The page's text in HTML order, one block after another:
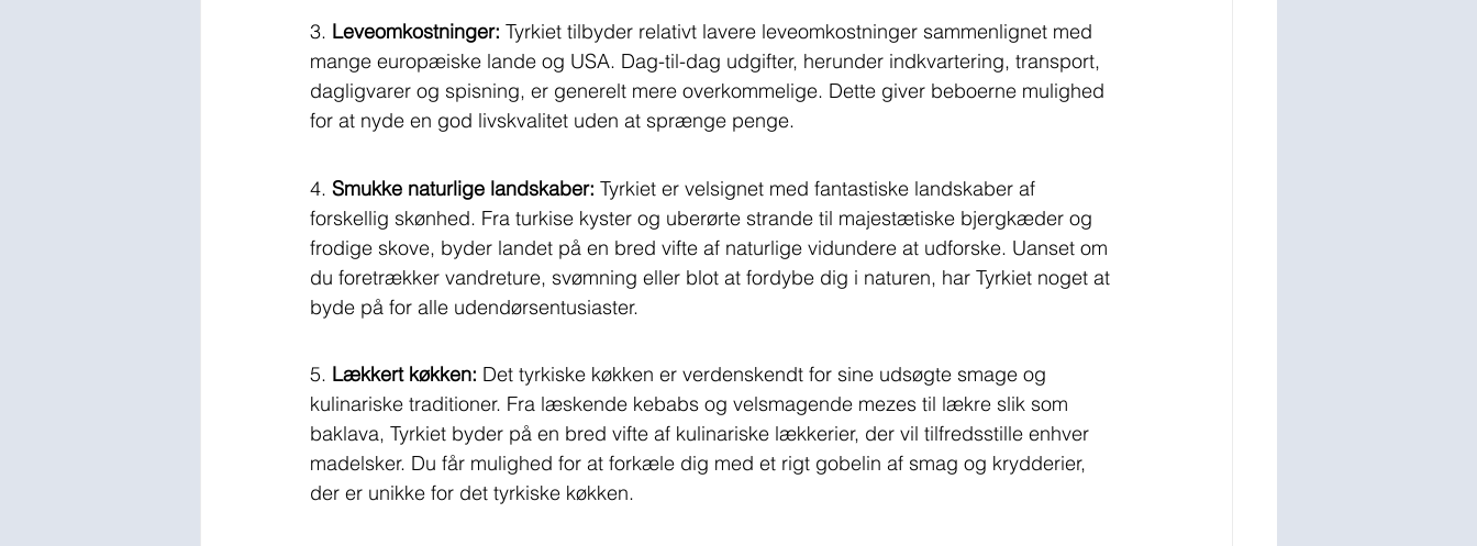
3. Leveomkostninger: Tyrkiet tilbyder relativt lavere leveomkostninger sammenlignet med
mange europæiske lande og USA. Dag-til-dag udgifter, herunder indkvartering, transport,
dagligvarer og spisning, er generelt mere overkommelige. Dette giver beboerne mulighed
for at nyde en god livskvalitet uden at sprænge penge.
4. Smukke naturlige landskaber: Tyrkiet er velsignet med fantastiske landskaber af
forskellig skønhed. Fra turkise kyster og uberørte strande til majestætiske bjergkæder og
frodige skove, byder landet på en bred vifte af naturlige vidundere at udforske. Uanset om
du foretrækker vandreture, svømning eller blot at fordybe dig i naturen, har Tyrkiet noget at
byde på for alle udendørsentusiaster.
5. Lækkert køkken: Det tyrkiske køkken er verdenskendt for sine udsøgte smage og
kulinariske traditioner. Fra læskende kebabs og velsmagende mezes til lækre slik som
baklava, Tyrkiet byder på en bred vifte af kulinariske lækkerier, der vil tilfredsstille enhver
madelsker. Du får mulighed for at forkæle dig med et rigt gobelin af smag og krydderier,
der er unikke for det tyrkiske køkken.